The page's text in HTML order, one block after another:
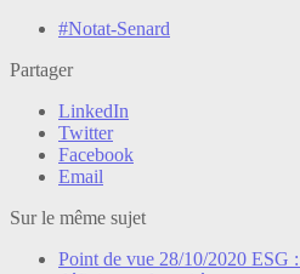
#Notat-Senard
Partager
LinkedIn
Twitter
Facebook
Email
Sur le même sujet
Point de vue 28/10/2020 ESG